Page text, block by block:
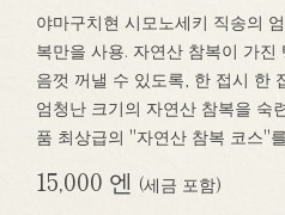
야마구치현 시모노세키 직송의
복만을 사용. 자연산 참복이 가
음껏 꺼낼 수 있도록, 한 접시 한
엄청난 크기의 자연산 참복을 숙
품 최상급의 "자연산 참복 코스"
15,000 엔 (세금 포함)